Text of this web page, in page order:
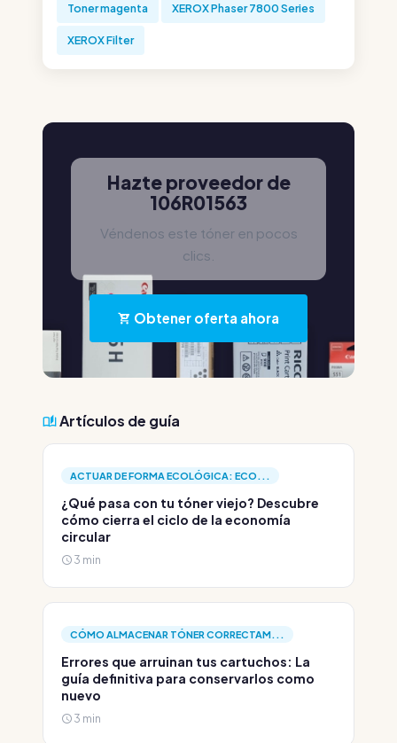
Toner magenta XEROX Phaser 7800 Series
XEROX Filter
Hazte proveedor de
106R01563
Véndenos este tóner en pocos
clics.
Obtener oferta ahora
Artículos de guía
ACTUAR DE FORMA ECOLÓGICA: ECO...
¿Qué pasa con tu tóner viejo? Descubre
cómo cierra el ciclo de la economía
circular
3 min
CÓMO ALMACENAR TÓNER CORRECTAM...
Errores que arruinan tus cartuchos: La
guía definitiva para conservarlos como
nuevo
3 min